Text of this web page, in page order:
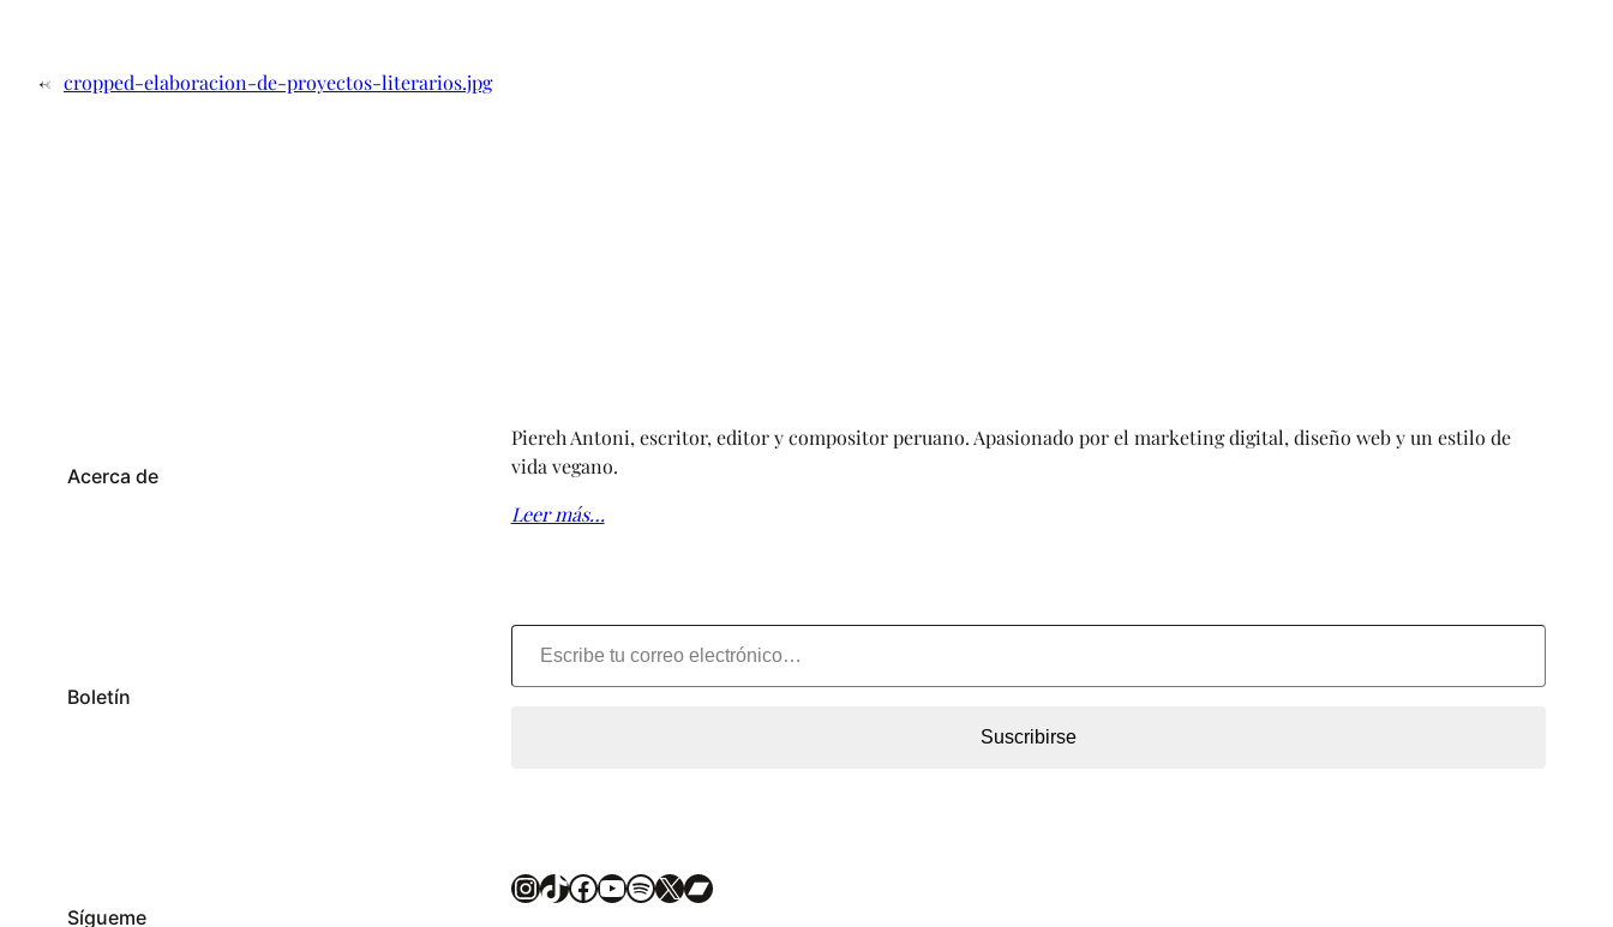
← cropped-elaboracion-de-proyectos-literarios.jpg
Acerca de
Piereh Antoni, escritor, editor y compositor peruano. Apasionado por el marketing digital, diseño web y un estilo de
vida vegano.
Leer más…
Boletín
Escribe tu correo electrónico…
Suscribirse
Sígueme
InstagramTikTok Facebook YouTube Spotify X Bandcamp